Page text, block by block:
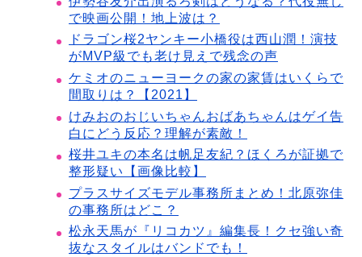
で映画公開！地上波は？
ドラゴン桜2ヤンキー小橋役は西山潤！演技
がMVP級でも老け見えで残念の声
ケミオのニューヨークの家の家賃はいくらで
間取りは？【2021】
けみおのおじいちゃんおばあちゃんはゲイ告
白にどう反応？理解が素敵！
桜井ユキの本名は帆足友紀？ほくろが証拠で
整形疑い【画像比較】
プラスサイズモデル事務所まとめ！北原弥佳
の事務所はどこ？
松永天馬が『リコカツ』編集長！クセ強い奇
抜なスタイルはバンドでも！